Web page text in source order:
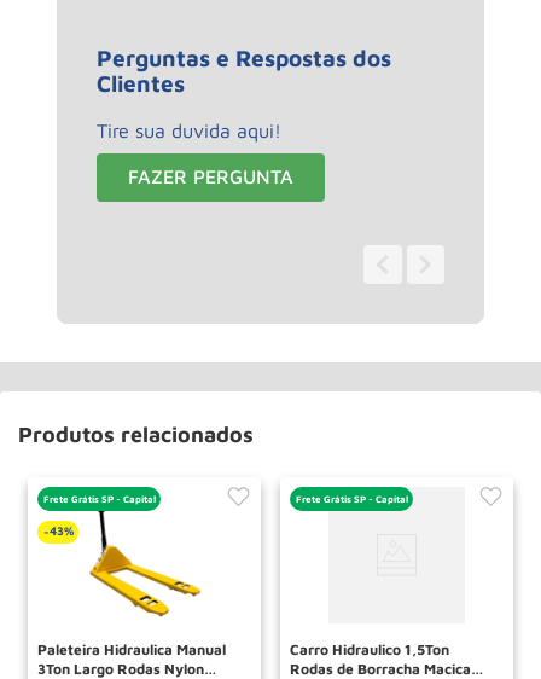
Perguntas e Respostas dos
Clientes
Tire sua duvida aqui!
FAZER PERGUNTA
Produtos relacionados
Frete Grátis SP - Capital
-43%
Paleteira Hidraulica Manual
3Ton Largo Rodas Nylon
Frete Grátis SP - Capital
Carro Hidraulico 1,5Ton
Rodas de Borracha Macica